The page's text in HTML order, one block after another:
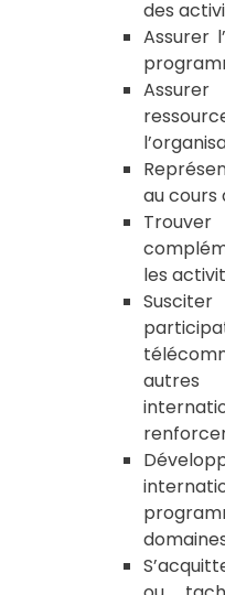
des
Assurer
au cours
les
autres